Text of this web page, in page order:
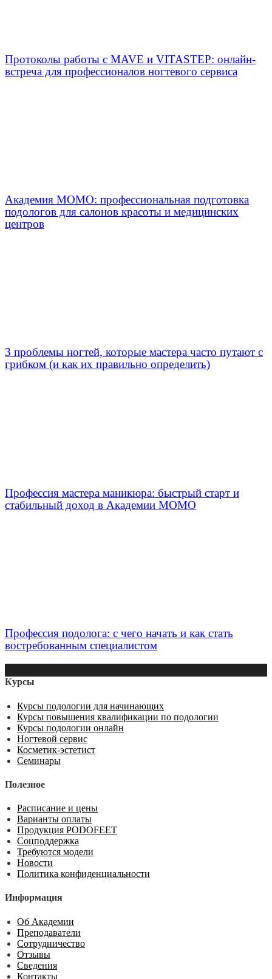
Протоколы работы с MAVE и VITASTEP: онлайн-
встреча для профессионалов ногтевого сервиса
Академия МОМО: профессиональная подготовка
подологов для салонов красоты и медицинских
центров
3 проблемы ногтей, которые мастера часто путают с
грибком (и как их правильно определить)
Профессия мастера маникюра: быстрый старт и
стабильный доход в Академии МОМО
Профессия подолога: с чего начать и как стать
востребованным специалистом
Курсы
Курсы подологии для начинающих
Курсы повышения квалификации по подологии
Курсы подологии онлайн
Ногтевой сервис
Косметик-эстетист
Семинары
Полезное
Расписание и цены
Варианты оплаты
Продукция PODOFEET
Соцподдержка
Требуются модели
Новости
Политика конфиденциальности
Информация
Об Академии
Преподаватели
Сотрудничество
Отзывы
Сведения
Контакты